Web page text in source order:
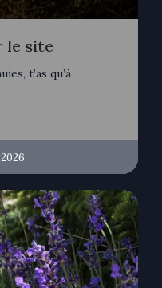
le site
t’as qu’à